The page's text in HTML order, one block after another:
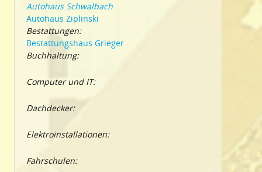
Autohaus Schwalbach
Autohaus Ziplinski
Bestattungen:
Bestattungshaus Grieger
Buchhaltung:
Computer und IT:
Dachdecker:
Elektroinstallationen:
Fahrschulen: